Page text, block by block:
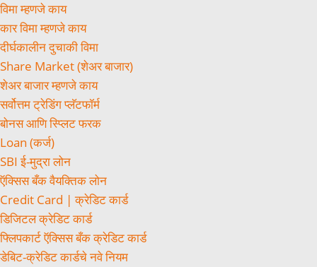
विमा म्हणजे काय
कार विमा म्हणजे काय
दीर्घकालीन दुचाकी विमा
Share Market (शेअर बाजार)
शेअर बाजार म्हणजे काय
सर्वोत्तम ट्रेडिंग प्लॅटफॉर्म
बोनस आणि स्प्लिट फरक
Loan (कर्ज)
SBI ई-मुद्रा लोन
ऍक्सिस बँक वैयक्तिक लोन
Credit Card | क्रेडिट कार्ड
डिजिटल क्रेडिट कार्ड
फ्लिपकार्ट ऍक्सिस बँक क्रेडिट कार्ड
डेबिट-क्रेडिट कार्डचे नवे नियम